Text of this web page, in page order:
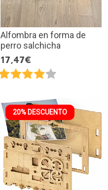
Alfombra en forma de
perro salchicha
17,47€
20% DESCUENTO